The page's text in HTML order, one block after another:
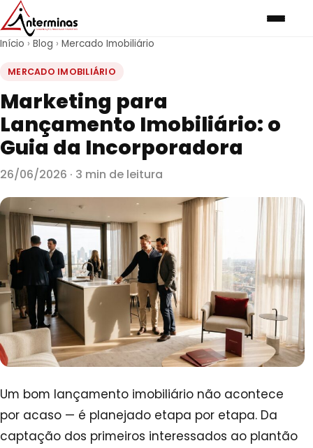
Início › Blog › Mercado Imobiliário
MERCADO IMOBILIÁRIO
Marketing para
Lançamento Imobiliário: o
Guia da Incorporadora
26/06/2026 · 3 min de leitura
Um bom lançamento imobiliário não acontece
por acaso — é planejado etapa por etapa. Da
captação dos primeiros interessados ao plantão